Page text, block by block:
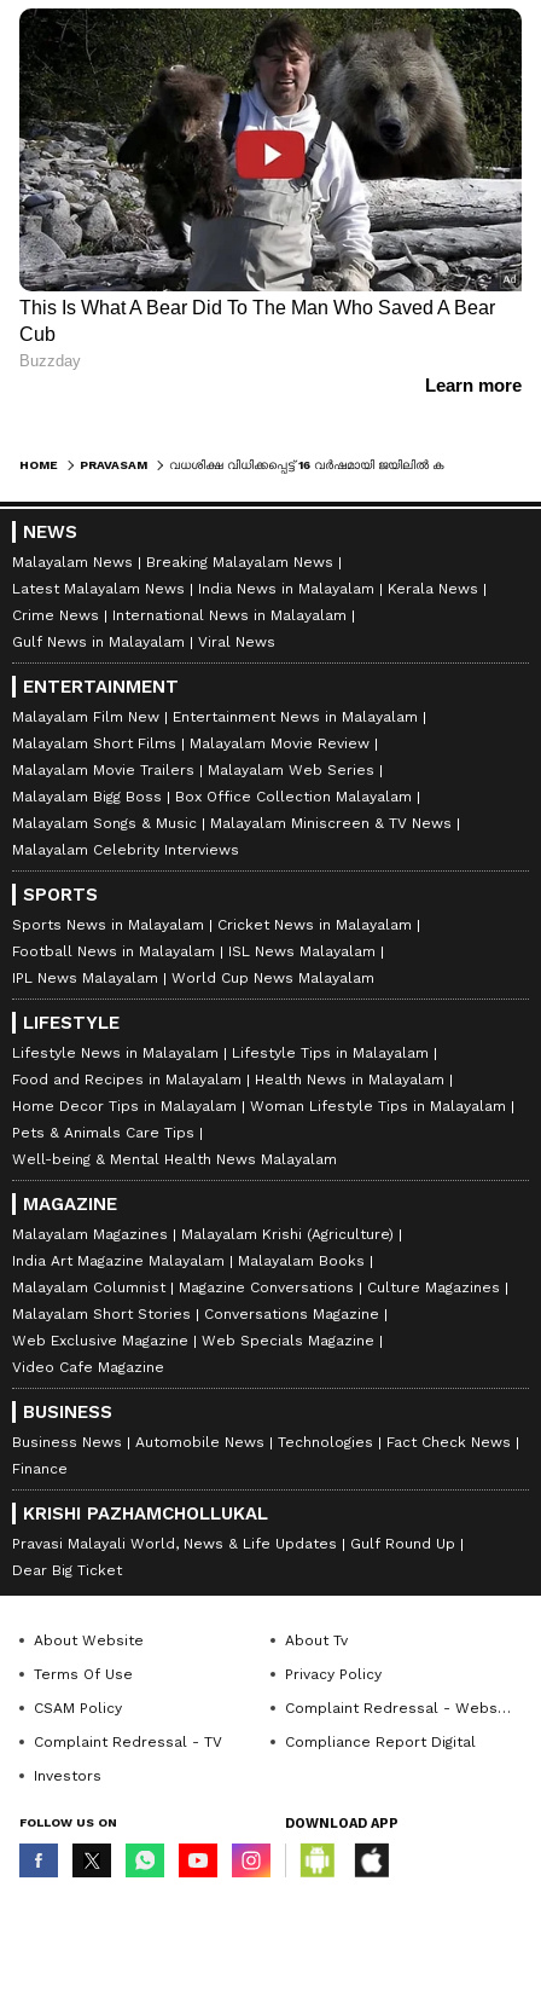
HOME PRAVASAM
NEWS
Malayalam News
Breaking Malayalam News
Latest Malayalam News
India News in Malayalam
Kerala News
Crime News
International News in Malayalam
Gulf News in Malayalam
Viral News
ENTERTAINMENT
Malayalam Film New
Entertainment News in Malayalam
Malayalam Short Films
Malayalam Movie Review
Malayalam Movie Trailers
Malayalam Web Series
Malayalam Bigg Boss
Box Office Collection Malayalam
Malayalam Songs & Music
Malayalam Miniscreen & TV News
Malayalam Celebrity Interviews
SPORTS
Sports News in Malayalam
Cricket News in Malayalam
Football News in Malayalam
ISL News Malayalam
IPL News Malayalam
World Cup News Malayalam
LIFESTYLE
Lifestyle News in Malayalam
Lifestyle Tips in Malayalam
Food and Recipes in Malayalam
Health News in Malayalam
Home Decor Tips in Malayalam
Woman Lifestyle Tips in Malayalam
Pets & Animals Care Tips
Well-being & Mental Health News Malayalam
MAGAZINE
Malayalam Magazines
Malayalam Krishi (Agriculture)
India Art Magazine Malayalam
Malayalam Books
Malayalam Columnist
Magazine Conversations
Culture Magazines
Malayalam Short Stories
Conversations Magazine
Web Exclusive Magazine
Web Specials Magazine
Video Cafe Magazine
BUSINESS
Business News Automobile News Technologies
Fact Check News
Finance
KRISHI PAZHAMCHOLLUKAL
Pravasi Malayali World, News & Life Updates
Gulf Round Up
Dear Big Ticket
About Website
About Tv
Terms Of Use
Privacy Policy
CSAM Policy
Complaint Redressal - Website
Complaint Redressal - TV
Compliance Report Digital
Investors
FOLLOW US ON DOWNLOAD APP